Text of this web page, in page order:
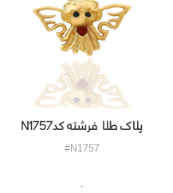
پلاک طلا فرشته کدN1757
#N1757